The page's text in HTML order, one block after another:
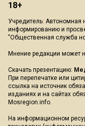
18+
Учредитель: Автономная
информированию и
"Общественная служба
Мнение редакции может
Скачать презентацию:
При перепечатке или
ссылка на источник
изданиях и на сайтах
Mosregion.info.
На информационном